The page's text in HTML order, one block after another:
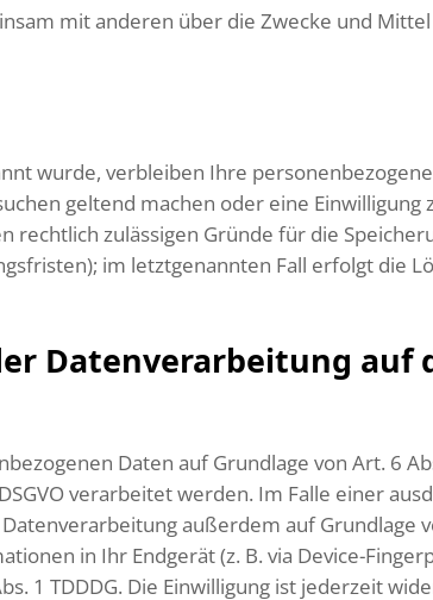
mit anderen über die Zwecke und
wurde, verbleiben Ihre
geltend machen oder eine Einwilligung
zulässigen Gründe für die
im letztgenannten Fall erfolgt die
Datenverarbeitung auf
Daten auf Grundlage von Art. 6
verarbeitet werden. Im Falle einer
außerdem auf Grundlage
in Ihr Endgerät (z. B. via Device-
1 TDDDG. Die Einwilligung ist jederzeit